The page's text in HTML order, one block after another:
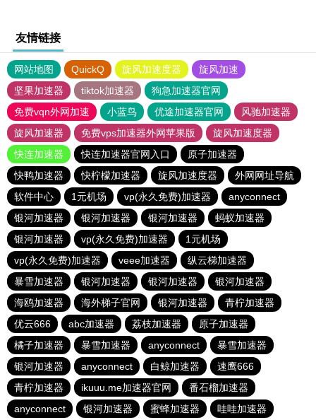
友情链接
网站地图 QuickQ 旋风加速度器
旋风加速
坚果加速器
tiktok加速器
狗急加速器官网
免费vqn外网加速
小蓝鸟 优途加速器官网
风驰加速器
旋风加速器
免费vps加速器外网苹果版
旋风加速度器
快连加速器
快连加速器官网入口
原子加速器
快鸭加速器
快柠檬加速器 旋风加速度器
外网网址导航
软件中心
1元机场 vp(永久免费)加速器
anyconnect
银河加速器
银河加速器 银河加速器
蚂蚁加速器
银河加速器
vp(永久免费)加速器
1元机场
vp(永久免费)加速器
veee加速器
纵云梯加速器
暴雪加速器
银河加速器 银河加速器
银河加速器
海鸥加速器
海外梯子官网 银河加速器
青柠加速器
优云666
abc加速器 荔枝加速器
原子加速器
橘子加速器
暴雪加速器 anyconnect
暴雪加速器
银河加速器
anyconnect 白鲸加速器
速鹰666
青柠加速器
ikuuu.me加速器官网
番石榴加速器
anyconnect
银河加速器 蜜蜂加速器 哇哇加速器